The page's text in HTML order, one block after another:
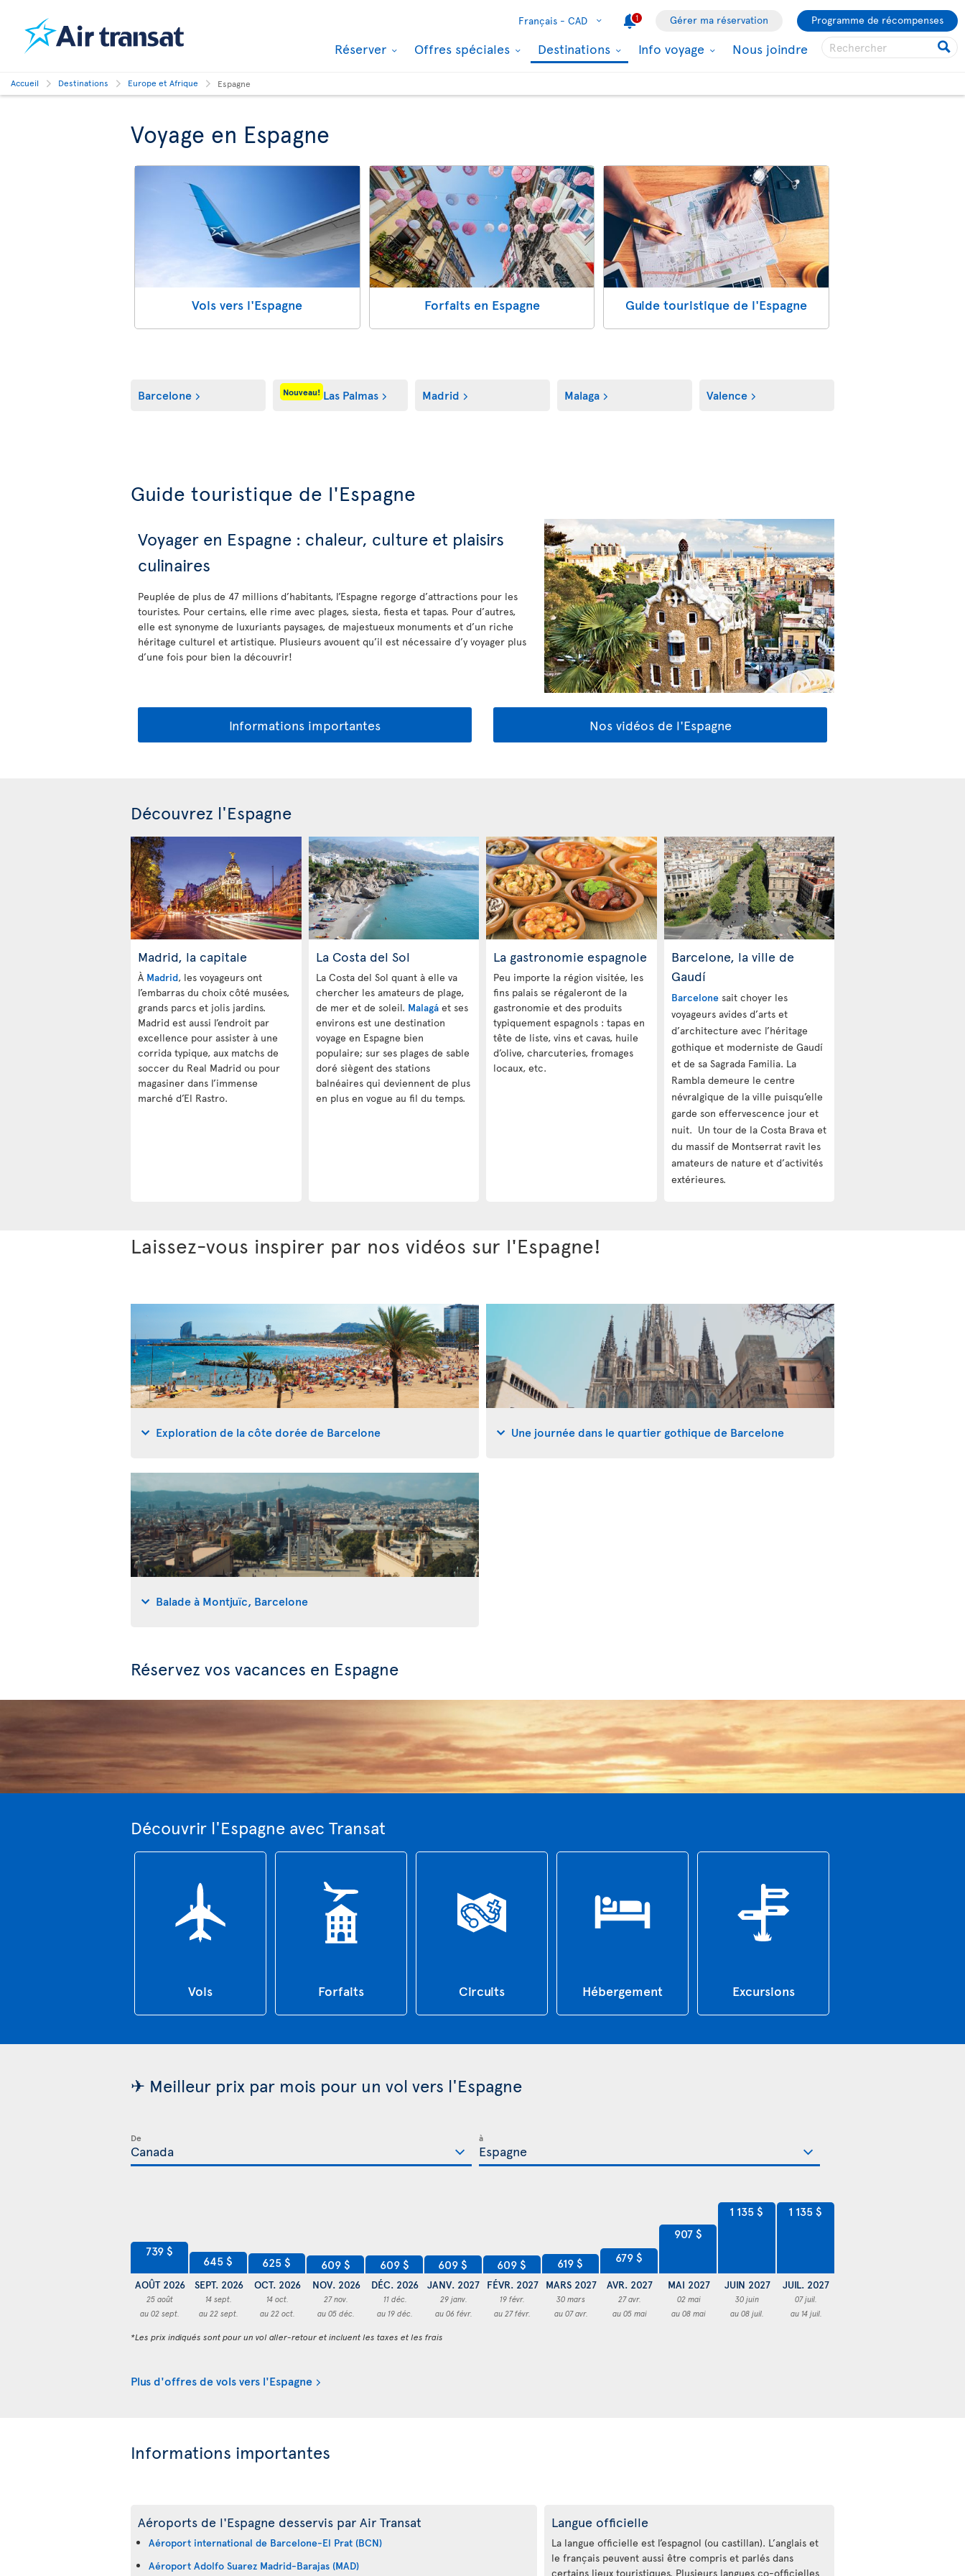
Français - CAD 1 Gérer ma réservation Programme de récompenses
Réserver Offres spéciales Destinations Info voyage Nous joindre
Accueil Destinations Europe et Afrique Espagne
Voyage en Espagne
Vols vers l'Espagne Forfaits en Espagne Guide touristique de l'Espagne
Barcelone Nouveau! Las Palmas Madrid Malaga Valence
Guide touristique de l'Espagne
Voyager en Espagne : chaleur, culture et plaisirs
culinaires
Peuplée de plus de 47 millions d’habitants, l’Espagne regorge d’attractions pour les
touristes. Pour certains, elle rime avec plages, siesta, fiesta et tapas. Pour d’autres,
elle est synonyme de luxuriants paysages, de majestueux monuments et d’un riche
héritage culturel et artistique. Plusieurs avouent qu’il est nécessaire d’y voyager plus
d’une fois pour bien la découvrir!
Informations importantes Nos vidéos de l'Espagne
Découvrez l'Espagne
Madrid, la capitale
À Madrid, les voyageurs ont
l’embarras du choix côté musées,
grands parcs et jolis jardins.
Madrid est aussi l’endroit par
excellence pour assister à une
corrida typique, aux matchs de
soccer du Real Madrid ou pour
magasiner dans l’immense
marché d’El Rastro.
La Costa del Sol
La Costa del Sol quant à elle va
chercher les amateurs de plage,
de mer et de soleil. Malagáet ses
environs est une destination
voyage en Espagne bien
populaire; sur ses plages de sable
doré siègent des stations
balnéaires qui deviennent de plus
en plus en vogue au fil du temps.
La gastronomie espagnole
Peu importe la région visitée, les
fins palais se régaleront de la
gastronomie et des produits
typiquement espagnols : tapas en
tête de liste, vins et cavas, huile
d’olive, charcuteries, fromages
locaux, etc.
Barcelone, la ville de
Gaudí
Barcelonesait choyer les
voyageurs avides d’arts et
d’architecture avec l’héritage
gothique et moderniste de Gaudí
et de sa Sagrada Familia. La
Rambla demeure le centre
névralgique de la ville puisqu’elle
garde son effervescence jour et
nuit. Un tour de la Costa Brava et
du massif de Montserrat ravit les
amateurs de nature et d’activités
extérieures.
Laissez-vous inspirer par nos vidéos sur l'Espagne!
Exploration de la côte dorée de Barcelone Une journée dans le quartier gothique de Barcelone
Balade à Montjuïc, Barcelone
Réservez vos vacances en Espagne
Découvrir l'Espagne avec Transat
Vols Forfaits Circuits Hébergement Excursions
✈ Meilleur prix par mois pour un vol vers l'Espagne
De à
739 $
AOÛT 2026
25 août
au 02 sept.
645 $
SEPT. 2026
14 sept.
au 22 sept.
625 $
OCT. 2026
14 oct.
au 22 oct.
609 $
NOV. 2026
27 nov.
au 05 déc.
609 $
DÉC. 2026
11 déc.
au 19 déc.
609 $
JANV. 2027
29 janv.
au 06 févr.
609 $
FÉVR. 2027
19 févr.
au 27 févr.
619 $
MARS 2027
30 mars
au 07 avr.
679 $
AVR. 2027
27 avr.
au 05 mai
907 $
MAI 2027
02 mai
au 08 mai
1 135 $
JUIN 2027
30 juin
au 08 juil.
1 135 $
JUIL. 2027
07 juil.
au 14 juil.
*Les prix indiqués sont pour un vol aller-retour et incluent les taxes et les frais
Plus d'offres de vols vers l'Espagne
Informations importantes
Aéroports de l'Espagne desservis par Air Transat
Aéroport international de Barcelone-El Prat (BCN)
Aéroport Adolfo Suarez Madrid-Barajas (MAD)
Langue officielle
La langue officielle est l’espagnol (ou castillan). L’anglais et
le français peuvent aussi être compris et parlés dans
certains lieux touristiques. Plusieurs langues co-officielles